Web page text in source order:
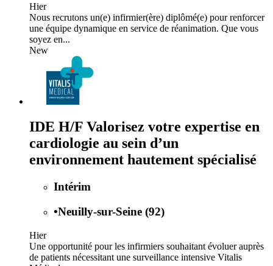
Hier
Nous recrutons un(e) infirmier(ère) diplômé(e) pour renforcer
une équipe dynamique en service de réanimation. Que vous
soyez en...
New
IDE H/F Valorisez votre expertise en
cardiologie au sein d’un
environnement hautement spécialisé
Intérim
•Neuilly-sur-Seine (92)
Hier
Une opportunité pour les infirmiers souhaitant évoluer auprès
de patients nécessitant une surveillance intensive Vitalis